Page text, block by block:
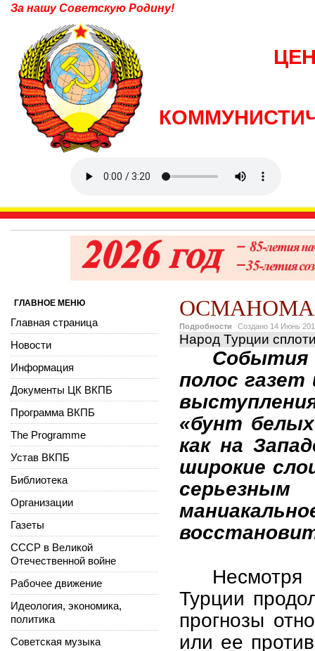
За нашу Советскую Родину!
Подробности Создано 14 Июнь
Народ Турции
полос газет
«бунт
как на
широкие
Турции
прогнозы
или ее
ГЛАВНОЕ МЕНЮ
Главная страница
Новости
Информация
Документы ЦК ВКПБ
Программа ВКПБ
The Programme
Устав ВКПБ
Библиотека
Организации
Газеты
СССР в Великой
Отечественной войне
Рабочее движение
Идеология, экономика,
политика
Советская музыка